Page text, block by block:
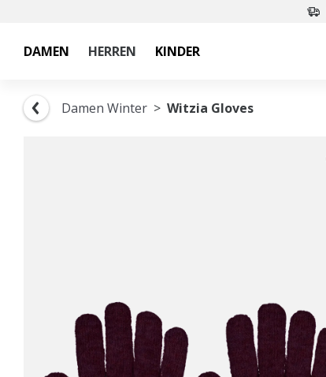
DAMEN HERREN KINDER
Damen Winter Witzia Gloves